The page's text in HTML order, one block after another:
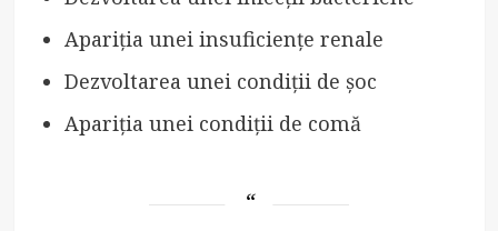
Apariția unei insuficiențe renale
Dezvoltarea unei condiții de șoc
Apariția unei condiții de comă